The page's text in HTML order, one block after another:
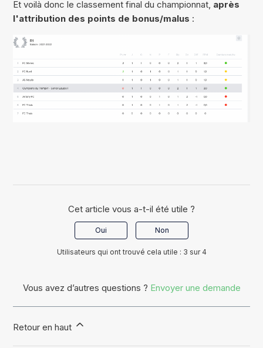
Et voilà donc le classement final du championnat, après
l'attribution des points de bonus/malus :
Cet article vous a-t-il été utile ?
Oui Non
Utilisateurs qui ont trouvé cela utile : 3 sur 4
Vous avez d’autres questions ? Envoyer une demande
Retour en haut